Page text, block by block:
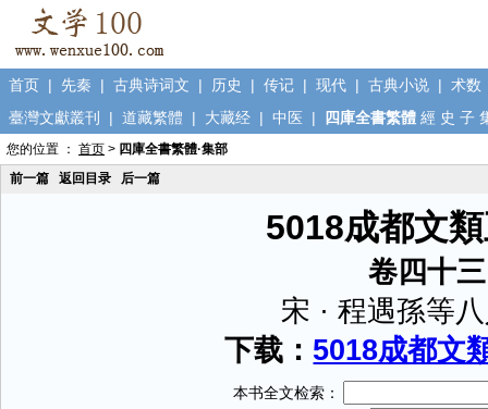
首页 | 先秦 | 古典诗词文 | 历史 | 传记 | 现代 | 古典小说 | 术数
臺灣文獻叢刊
| 道藏繁體 | 大藏经 | 中医 | 四庫全書繁體 經 史 子
您的位置 ： 首页 > 四庫全書繁體·集部
前一篇
返回目录 后一篇
5018成都文
卷四十三
宋 · 程遇孫等
下载： 5018成都文
本书全文检索：